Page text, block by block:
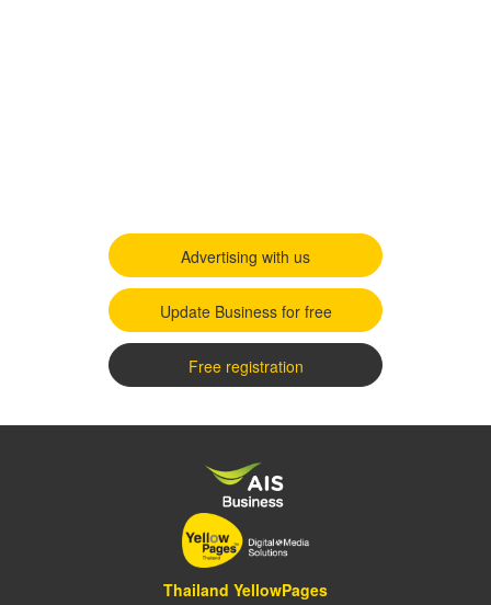
Advertising with us
Update Business for free
Free registration
Thailand YellowPages